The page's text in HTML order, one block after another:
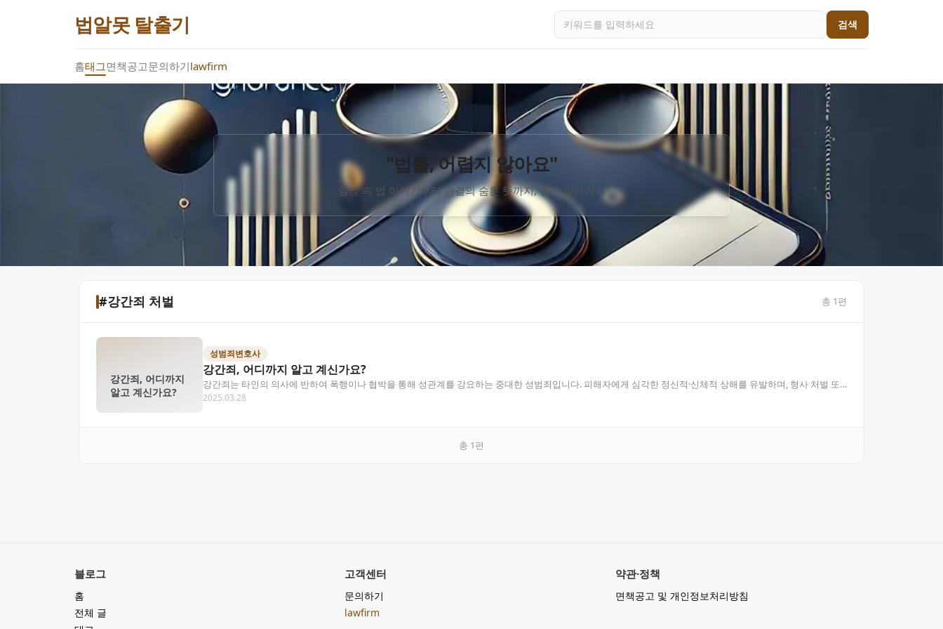
법알못 탈출기 검색
홈태그면책공고문의하기lawfirm
"법률, 어렵지 않아요"
일상 속 법 이야기부터 판결의 숨은 뜻까지, 함께 알아가기
#강간죄 처벌 총 1편
강간죄, 어디까지
알고 계신가요?
성범죄변호사
강간죄, 어디까지 알고 계신가요?
강간죄는 타인의 의사에 반하여 폭행이나 협박을 통해 성관계를 강요하는 중대한 성범죄입니다. 피해자에게 심각한 정신적·신체적 상해를 유발하며, 형사 처벌 또
한 매우 무거운 범주에 속…
2025.03.28
총 1편
블로그
홈
전체 글
고객센터
문의하기
lawfirm
약관·정책
면책공고 및 개인정보처리방침